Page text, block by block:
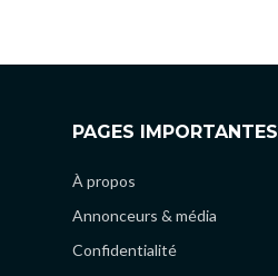
PAGES IMPORTANTES
À propos
Annonceurs & média
Confidentialité